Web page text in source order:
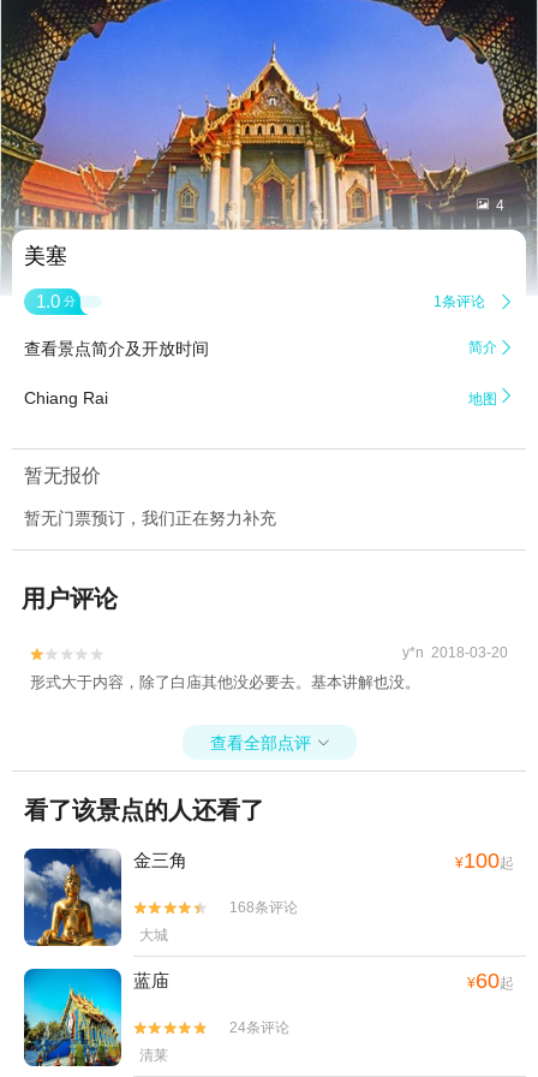
 4
美塞
1.0 分 1条评论 
查看景点简介及开放时间 简介 
Chiang Rai 地图 
暂无报价
暂无门票预订，我们正在努力补充
用户评论

 y*n 2018-03-20
形式大于内容，除了白庙其他没必要去。基本讲解也没。
查看全部点评 
看了该景点的人还看了
金三角 ¥100起


168条评论
大城
蓝庙 ¥60起


24条评论
清莱
